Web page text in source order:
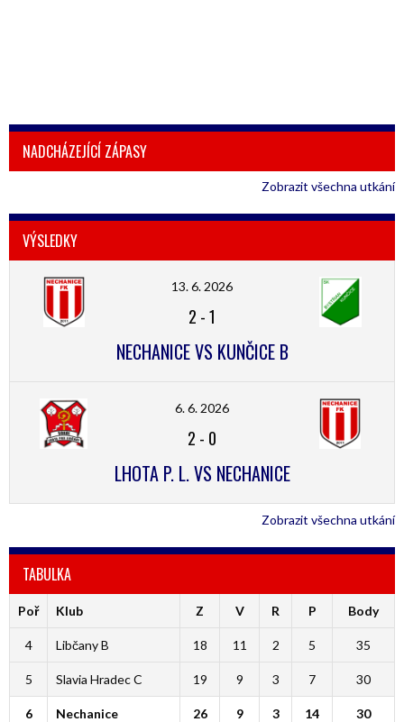
NADCHÁZEJÍCÍ ZÁPASY
Zobrazit všechna utkání
VÝSLEDKY
13. 6. 2026
2 -1
NECHANICE VS KUNČICE B
6. 6. 2026
2 - 0
LHOTA P. L. VS NECHANICE
Zobrazit všechna utkání
TABULKA
Poř Klub Z V R P Body
4 Libčany B 18 11 2 5 35
5 Slavia Hradec C 19 9 3 7 30
6 Nechanice 26 9 3 14 30